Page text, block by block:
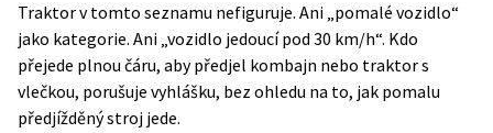
Traktor v tomto seznamu nefiguruje. Ani „pomalé vozidlo“
jako kategorie. Ani „vozidlo jedoucí pod 30 km/h“. Kdo
přejede plnou čáru, aby předjel kombajn nebo traktor s
vlečkou, porušuje vyhlášku, bez ohledu na to, jak pomalu
předjížděný stroj jede.